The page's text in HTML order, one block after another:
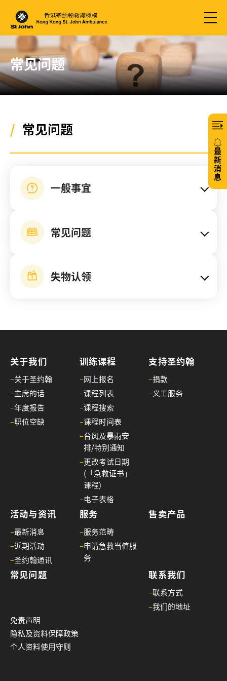
常见问题
/ 常见问题
一般事宜
常见问题
失物认领
关于我们
–关于圣约翰
–主席的话
–年度报告
–职位空缺
训练课程
–网上报名
–课程列表
–课程搜索
–课程时间表
–台风及暴雨安
排/特别通知
–更改考试日期
(「急救证书」
课程)
–电子表格
支持圣约翰
–捐款
–义工服务
活动与资讯
–最新消息
–近期活动
–圣约翰通讯
服务
–服务范畴
–申请急救当值服
务
售卖产品
常见问题 联系我们
–联系方式
–我们的地址
免责声明
隐私及资料保障政策
个人资料使用守则
最
新
消
息